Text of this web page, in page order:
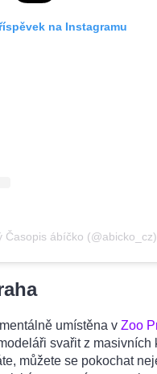
na Instagramu
Časopis ábíčko (@abicko_cz)
umístěna v Zoo
svařit z masivních
můžete se pokochat